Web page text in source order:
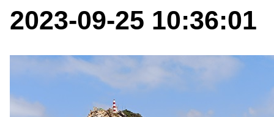
2023-09-25 10:36:01